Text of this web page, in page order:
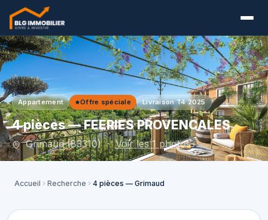
Appartement Offre spéciale Livraison T4 2025
4 pièces — FEERIES PROVENCALES
Grimaud (83310) ·Voir les 1 photos
Accueil Recherche 4 pièces — Grimaud